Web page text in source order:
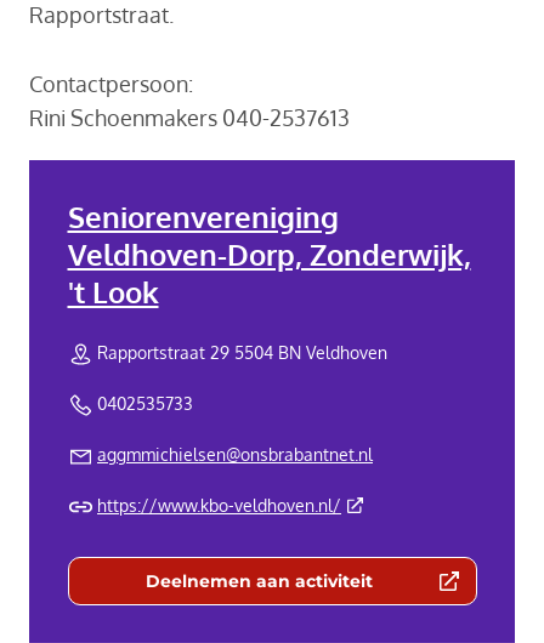
Rapportstraat.
Contactpersoon:
Rini Schoenmakers 040-2537613
Seniorenvereniging
Veldhoven-Dorp, Zonderwijk,
't Look
Rapportstraat 29 5504 BN Veldhoven
0402535733
aggmmichielsen@onsbrabantnet.nl
https://www.kbo-veldhoven.nl/ (Deze link gaat naar een
Deelnemen aan activiteit(Deze link gaat naar een externe